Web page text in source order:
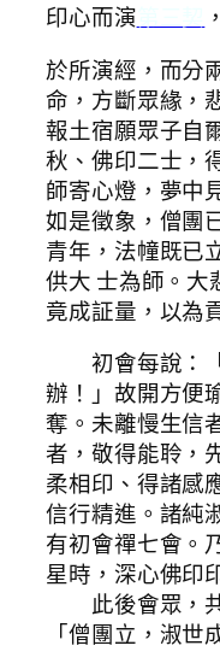
印心而演
於所演經，而分
命，方斷眾緣，
報土宿願眾子自
秋、佛印二士，
師寄心燈，夢中
如是徵象，僧團
青年，法幢既已
供大 士為師。大
竟成証量，以為
初會每說：「
辦！」故開方便
奪。未離慢生信
者，敬得能聆，
柔相印、得諸感
信行精進。諸純
有初會禪七會。
星時，深心佛印
此後會眾，共
「僧團立，淑世